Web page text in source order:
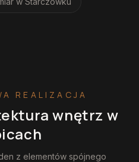
REALIZACJA
wnętrz w
z elementów spójnego